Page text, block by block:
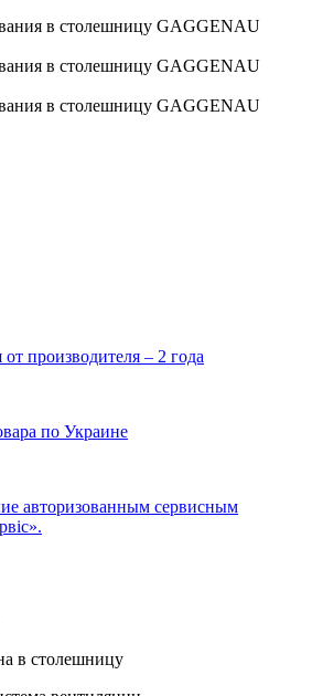
производителя – 2 года
по Украине
авторизованным сервисным
в столешницу